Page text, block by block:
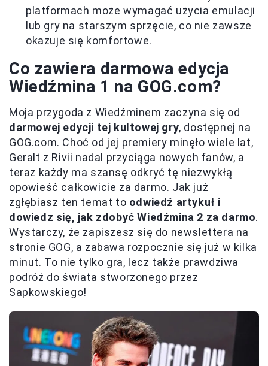
platformach może wymagać użycia emulacji
lub gry na starszym sprzęcie, co nie zawsze
okazuje się komfortowe.
Co zawiera darmowa edycja
Wiedźmina 1 na GOG.com?
Moja przygoda z Wiedźminem zaczyna się od
darmowej edycji tej kultowej gry, dostępnej na
GOG.com. Choć od jej premiery minęło wiele lat,
Geralt z Rivii nadal przyciąga nowych fanów, a
teraz każdy ma szansę odkryć tę niezwykłą
opowieść całkowicie za darmo. Jak już
zgłębiasz ten temat to odwiedź artykuł i
dowiedz się, jak zdobyć Wiedźmina 2 za darmo.
Wystarczy, że zapiszesz się do newslettera na
stronie GOG, a zabawa rozpocznie się już w kilka
minut. To nie tylko gra, lecz także prawdziwa
podróż do świata stworzonego przez
Sapkowskiego!